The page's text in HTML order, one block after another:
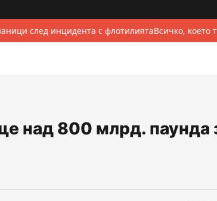
след инцидента с флотилиятаВсичко, което
над 800 млрд. паунда